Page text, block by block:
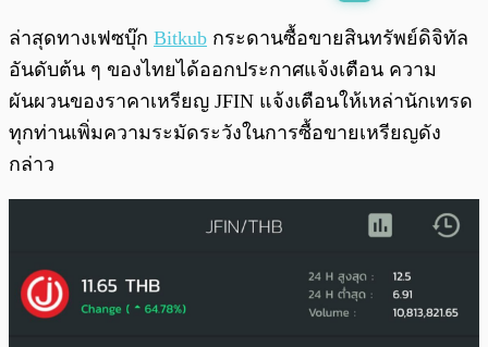
พร้อมเล่น 0:00 /0:00
ล่าสุดทางเฟซบุ๊ก Bitkub กระดานซื้อขายสินทรัพย์ดิจิทัล
อันดับต้น ๆ ของไทยได้ออกประกาศแจ้งเตือน ความ
ผันผวนของราคาเหรียญ JFIN แจ้งเตือนให้เหล่านักเทรด
ทุกท่านเพิ่มความระมัดระวังในการซื้อขายเหรียญดัง
กล่าว